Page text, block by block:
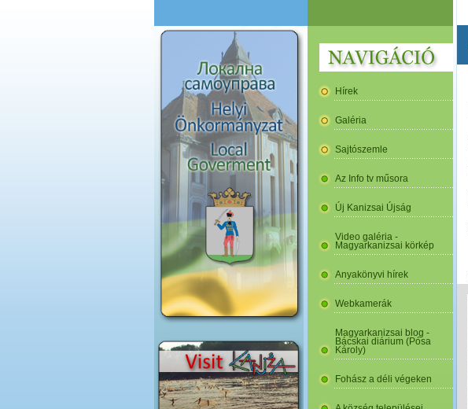
Hírek
Galéria
Sajtószemle
Az Info tv műsora
Új Kanizsai Újság
Video galéria -
Magyarkanizsai körkép
Anyakönyvi hírek
Webkamerák
Magyarkanizsai blog -
Bácskai diárium (Pósa
Károly)
Fohász a déli végeken